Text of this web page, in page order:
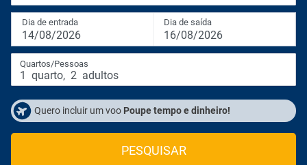
Dia de entrada
14/08/2026
Dia de saída
16/08/2026
Quartos/Pessoas
1 quarto, 2 adultos
Quero incluir um voo Poupe tempo e dinheiro!
PESQUISAR